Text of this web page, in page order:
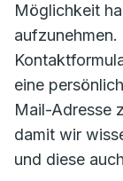
Möglichkeit
eine
Mail-Adresse
damit wir
und diese